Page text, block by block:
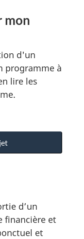
mon
d'un
programme à
lire les
d’un
financière et
et